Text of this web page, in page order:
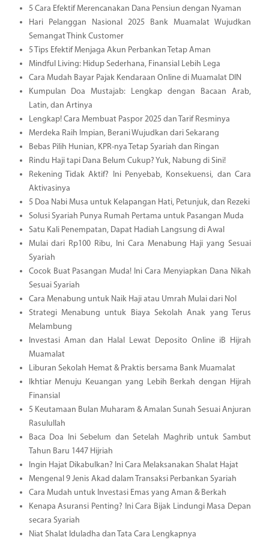
5 Cara Efektif Merencanakan Dana Pensiun dengan Nyaman
Hari Pelanggan Nasional 2025 Bank Muamalat Wujudkan
Semangat Think Customer
5 Tips Efektif Menjaga Akun Perbankan Tetap Aman
Mindful Living: Hidup Sederhana, Finansial Lebih Lega
Cara Mudah Bayar Pajak Kendaraan Online di Muamalat DIN
Kumpulan Doa Mustajab: Lengkap dengan Bacaan Arab,
Latin, dan Artinya
Lengkap! Cara Membuat Paspor 2025 dan Tarif Resminya
Merdeka Raih Impian, Berani Wujudkan dari Sekarang
Bebas Pilih Hunian, KPR-nya Tetap Syariah dan Ringan
Rindu Haji tapi Dana Belum Cukup? Yuk, Nabung di Sini!
Rekening Tidak Aktif? Ini Penyebab, Konsekuensi, dan Cara
Aktivasinya
5 Doa Nabi Musa untuk Kelapangan Hati, Petunjuk, dan Rezeki
Solusi Syariah Punya Rumah Pertama untuk Pasangan Muda
Satu Kali Penempatan, Dapat Hadiah Langsung di Awal
Mulai dari Rp100 Ribu, Ini Cara Menabung Haji yang Sesuai
Syariah
Cocok Buat Pasangan Muda! Ini Cara Menyiapkan Dana Nikah
Sesuai Syariah
Cara Menabung untuk Naik Haji atau Umrah Mulai dari Nol
Strategi Menabung untuk Biaya Sekolah Anak yang Terus
Melambung
Investasi Aman dan Halal Lewat Deposito Online iB Hijrah
Muamalat
Liburan Sekolah Hemat & Praktis bersama Bank Muamalat
Ikhtiar Menuju Keuangan yang Lebih Berkah dengan Hijrah
Finansial
5 Keutamaan Bulan Muharam & Amalan Sunah Sesuai Anjuran
Rasulullah
Baca Doa Ini Sebelum dan Setelah Maghrib untuk Sambut
Tahun Baru 1447 Hijriah
Ingin Hajat Dikabulkan? Ini Cara Melaksanakan Shalat Hajat
Mengenal 9 Jenis Akad dalam Transaksi Perbankan Syariah
Cara Mudah untuk Investasi Emas yang Aman & Berkah
Kenapa Asuransi Penting? Ini Cara Bijak Lindungi Masa Depan
secara Syariah
Niat Shalat Iduladha dan Tata Cara Lengkapnya